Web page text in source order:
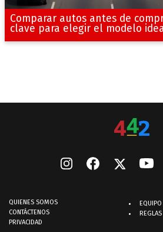
Comparar autos antes de
clave para elegir el modelo
QUIENES SOMOS
CONTÁCTENOS
PRIVACIDAD
EQUIPO
REGLAS